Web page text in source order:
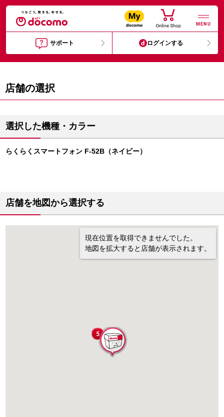
MENU
サポート ログインする
店舗の選択
選択した機種・カラー
らくらくスマートフォン F-52B（ネイビー）
店舗を地図から選択する
現在位置を取得できませんでした。
地図を拡大すると店舗が表示されます。